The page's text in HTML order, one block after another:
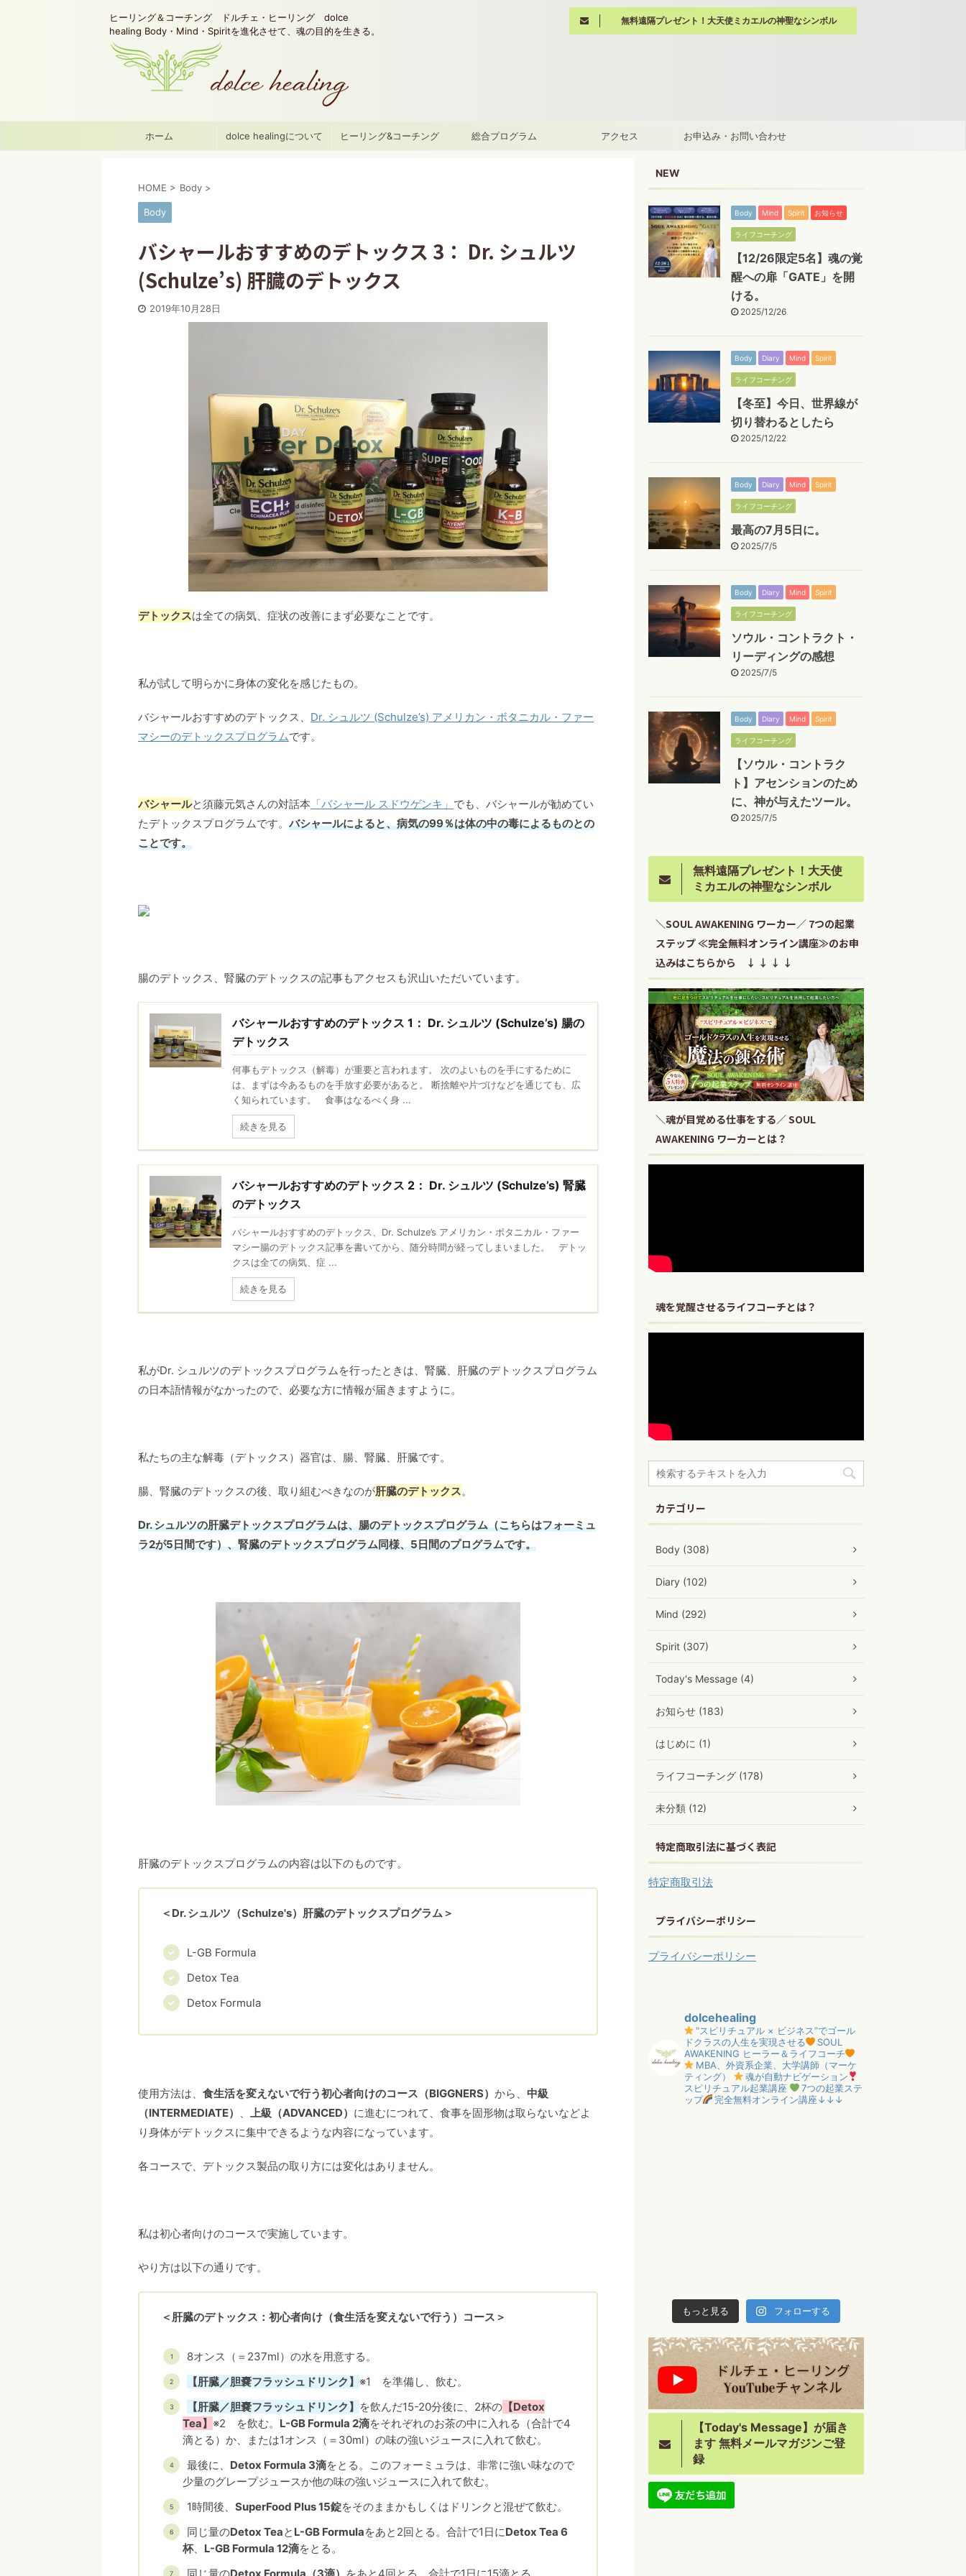
ヒーリング＆コーチング ドルチェ・ヒーリング dolce
healing Body・Mind・Spiritを進化させて、魂の目的を生きる。
無料遠隔プレゼント！大天使ミカエルの神聖なシンボル
ホーム dolce healingについて ヒーリング&コーチング 総合プログラム アクセス お申込み・お問い合わせ
HOME > Body >
Body
バシャールおすすめのデトックス 3： Dr. シュルツ
(Schulze’s) 肝臓のデトックス
2019年10月28日
デトックスは全ての病気、症状の改善にまず必要なことです。
私が試して明らかに身体の変化を感じたもの。
バシャールおすすめのデトックス、 Dr. シュルツ (Schulze’s) アメリカン・ボタニカル・ファー
マシーのデトックスプログラムです。
バシャールと須藤元気さんの対話本 「バシャール スドウゲンキ」 でも、バシャールが勧めてい
たデトックスプログラムです。 バシャールによると、病気の99％は体の中の毒によるものとの
ことです。
腸のデトックス、腎臓のデトックスの記事もアクセスも沢山いただいています。
バシャールおすすめのデトックス 1： Dr. シュルツ (Schulze’s) 腸の
デトックス
何事もデトックス（解毒）が重要と言われます。 次のよいものを手にするために
は、まずは今あるものを手放す必要があると。 断捨離や片づけなどを通じても、広
く知られています。 食事はなるべく身 ...
続きを見る
バシャールおすすめのデトックス 2： Dr. シュルツ (Schulze’s) 腎臓
のデトックス
バシャールおすすめのデトックス、Dr. Schulze’s アメリカン・ボタニカル・ファー
マシー腸のデトックス記事を書いてから、随分時間が経ってしまいました。 デトッ
クスは全ての病気、症 ...
続きを見る
私がDr. シュルツのデトックスプログラムを行ったときは、腎臓、肝臓のデトックスプログラム
の日本語情報がなかったので、必要な方に情報が届きますように。
私たちの主な解毒（デトックス）器官は、腸、腎臓、肝臓です。
腸、腎臓のデトックスの後、取り組むべきなのが肝臓のデトックス。
Dr. シュルツの肝臓デトックスプログラムは、腸のデトックスプログラム（こちらはフォーミュ
ラ2が5日間です）、腎臓のデトックスプログラム同様、5日間のプログラムです。
肝臓のデトックスプログラムの内容は以下のものです。
＜Dr. シュルツ（Schulze's）肝臓のデトックスプログラム＞
L-GB Formula
Detox Tea
Detox Formula
使用方法は、 食生活を変えないで行う初心者向けのコース（BIGGNERS） から、 中級
（INTERMEDIATE） 、 上級（ADVANCED） に進むにつれて、食事を固形物は取らないなどよ
り身体がデトックスに集中できるような内容になっています。
各コースで、デトックス製品の取り方には変化はありません。
私は初心者向けのコースで実施しています。
やり方は以下の通りです。
＜肝臓のデトックス：初心者向け（食生活を変えないで行う）コース＞
8オンス（＝237ml）の水を用意する。
【肝臓／胆嚢フラッシュドリンク】 ※1 を準備し、飲む。
【肝臓／胆嚢フラッシュドリンク】
を飲んだ15-20分後に、2杯の 【Detox
Tea】 ※2 を飲む。 L-GB Formula 2滴をそれぞれのお茶の中に入れる（合計で4
滴とる）か、または1オンス（＝30ml）の味の強いジュースに入れて飲む。
最後に、 Detox Formula 3滴をとる。このフォーミュラは、非常に強い味なので
少量のグレープジュースか他の味の強いジュースに入れて飲む。
1時間後、 SuperFood Plus 15錠をそのままかもしくはドリンクと混ぜて飲む。
同じ量のDetox Teaと L-GB Formulaをあと2回とる。合計で1日にDetox Tea 6
杯、 L-GB Formula 12滴をとる。
NEW
Body Mind Spirit お知らせ
ライフコーチング
【12/26限定5名】魂の覚
醒への扉「GATE」を開
ける。
2025/12/26
Body Diary Mind Spirit
ライフコーチング
【冬至】今日、世界線が
切り替わるとしたら
2025/12/22
Body Diary Mind Spirit
ライフコーチング
最高の7月5日に。
2025/7/5
Body Diary Mind Spirit
ライフコーチング
ソウル・コントラクト・
リーディングの感想
2025/7/5
Body Diary Mind Spirit
ライフコーチング
【ソウル・コントラク
ト】アセンションのため
に、神が与えたツール。
2025/7/5
無料遠隔プレゼント！大天使
ミカエルの神聖なシンボル
＼SOUL AWAKENING ワーカー／ 7つの起業
ステップ ≪完全無料オンライン講座≫のお申
込みはこちらから ↓ ↓ ↓ ↓
＼魂が目覚める仕事をする／ SOUL
AWAKENING ワーカーとは？
魂を覚醒させるライフコーチとは？
カテゴリー
Body (308)
Diary (102)
Mind (292)
Spirit (307)
Today's Message (4)
お知らせ (183)
はじめに (1)
ライフコーチング (178)
未分類 (12)
特定商取引法に基づく表記
特定商取引法
プライバシーポリシー
プライバシーポリシー
dolcehealing
"スピリチュアル × ビジネス”でゴール
ドクラスの人生を実現させる
SOUL
AWAKENING ヒーラー＆ライフコーチ
MBA、外資系企業、大学講師（マーケ
ティング）
魂が自動ナビゲーション
スピリチュアル起業講座
7つの起業ステ
ップ
完全無料オンライン講座↓↓↓
もっと見る フォローする
【Today's Message】が届き
ます 無料メールマガジンご登
録